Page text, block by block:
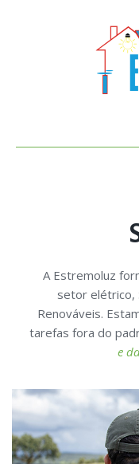
A Estremoluz
setor elétrico,
Renováveis.
tarefas fora do
e
Com uma Equipa
Fale Connosco